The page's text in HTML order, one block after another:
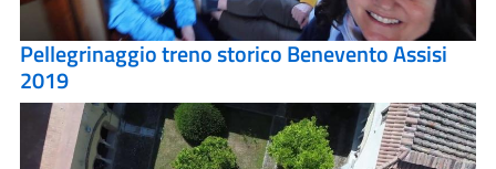
Pellegrinaggio treno storico Benevento Assisi
2019